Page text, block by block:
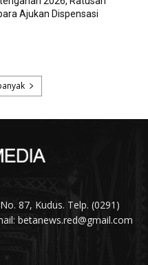
87, Kudus. Telp. (0291)
betanews.red@gmail.com